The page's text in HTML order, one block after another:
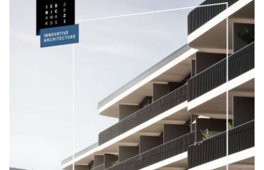
欢迎您随时了解我们的最新状况。